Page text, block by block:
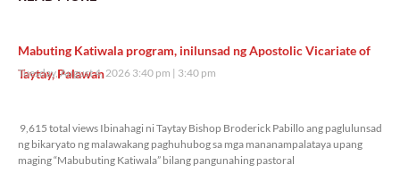
Mabuting Katiwala program, inilunsad ng Apostolic Vicariate of
Taytay, Palawan
Tuesday, August 4, 2026 3:40 pm 3:40 pm
9,615 total views Ibinahagi ni Taytay Bishop Broderick Pabillo ang paglulunsad
ng bikaryato ng malawakang paghuhubog sa mga mananampalataya upang
maging “Mabubuting Katiwala” bilang pangunahing pastoral